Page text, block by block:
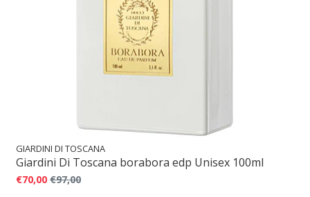
GIARDINI DI TOSCANA
Giardini Di Toscana borabora edp Unisex 100ml
€70,00 €97,00